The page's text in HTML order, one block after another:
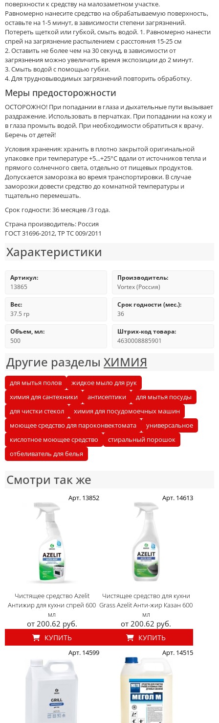
поверхности к средству на малозаметном участке.
Равномерно нанесите средство на обрабатываемую поверхность,
оставьте на 1-5 минут, в зависимости степени загрязнений.
Потереть щеткой или губкой, смыть водой. 1. Равномерно нанести
спрей на загрязнение распылением с расстояния 15-25 см
2. Оставить не более чем на 30 секунд, в зависимости от
загрязнения можно увеличить время экспозиции до 2 минут.
3. Смыть водой с помощью губки.
4. Для трудновыводимых загрязнений повторить обработку.
Меры предосторожности
ОСТОРОЖНО! При попадании в глаза и дыхательные пути вызывает
раздражение. Использовать в перчатках. При попадании на кожу и
в глаза промыть водой. При необходимости обратиться к врачу.
Беречь от детей!
Условия хранения: хранить в плотно закрытой оригинальной
упаковке при температуре +5...+25°С вдали от источников тепла и
прямого солнечного света, отдельно от пищевых продуктов.
Допускается заморозка во время транспортировки. В случае
заморозки довести средство до комнатной температуры и
тщательно перемешать.
Срок годности: 36 месяцев /3 года.
Страна производитель: Россия
ГОСТ 31696-2012, ТР ТС 009/2011
Характеристики
Артикул:
13865
Производитель:
Vortex (Россия)
Вес:
37.5 гр
Срок годности (мес.):
36
Объем, мл:
500
Штрих-код товара:
4630008885901
Другие разделы ХИМИЯ
для мытья полов
жидкое мыло для рук
химия для сантехники
антисептики
для мытья посуды
для чистки стекол
химия для посудомоечных машин
моющее средство для пароконвектомата
универсальное
кислотное моющее средство
стиральный порошок
отбеливатель для белья
Смотри так же
Арт. 13852
Чистящее средство Azelit
Антижир для кухни спрей 600
мл
от 200.62 руб.
КУПИТЬ
Арт. 14613
Чистящее средство для кухни
Grass Azelit Анти-жир Казан 600
мл
от 200.62 руб.
КУПИТЬ
Арт. 14599 Арт. 14515